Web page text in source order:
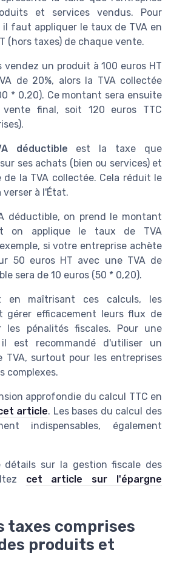
et services vendus. Pour
faut appliquer le taux de TVA en
(hors taxes) de chaque vente.
vendez un produit à 100 euros HT
de 20%, alors la TVA collectée
* 0,20). Ce montant sera ensuite
final, soit 120 euros TTC
déductible est la taxe que
ses achats (bien ou services) et
la TVA collectée. Cela réduit le
verser à l'État.
déductible, on prend le montant
on applique le taux de TVA
si votre entreprise achète
50 euros HT avec une TVA de
sera de 10 euros (50 * 0,20).
en maîtrisant ces calculs, les
gérer efficacement leurs flux de
les pénalités fiscales. Pour une
est recommandé d'utiliser un
TVA, surtout pour les entreprises
complexes.
approfondie du calcul TTC en
article. Les bases du calcul des
indispensables, également
détails sur la gestion fiscale des
cet article sur l'épargne
taxes comprises
produits et